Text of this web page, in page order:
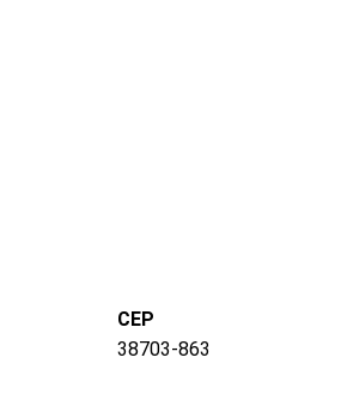
CEP
38703-863